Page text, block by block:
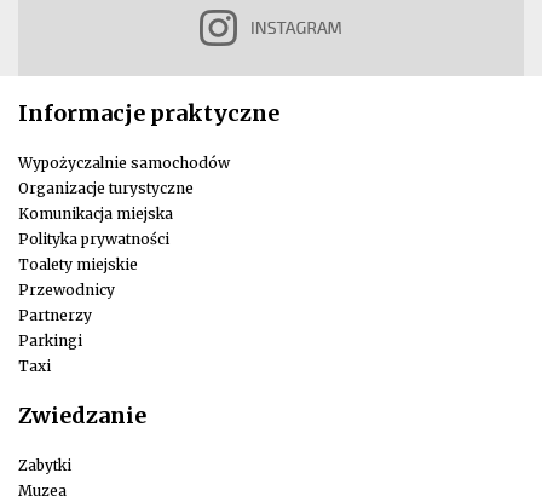
Informacje praktyczne
Wypożyczalnie samochodów
Organizacje turystyczne
Komunikacja miejska
Polityka prywatności
Toalety miejskie
Przewodnicy
Partnerzy
Parkingi
Taxi
Zwiedzanie
Zabytki
Muzea